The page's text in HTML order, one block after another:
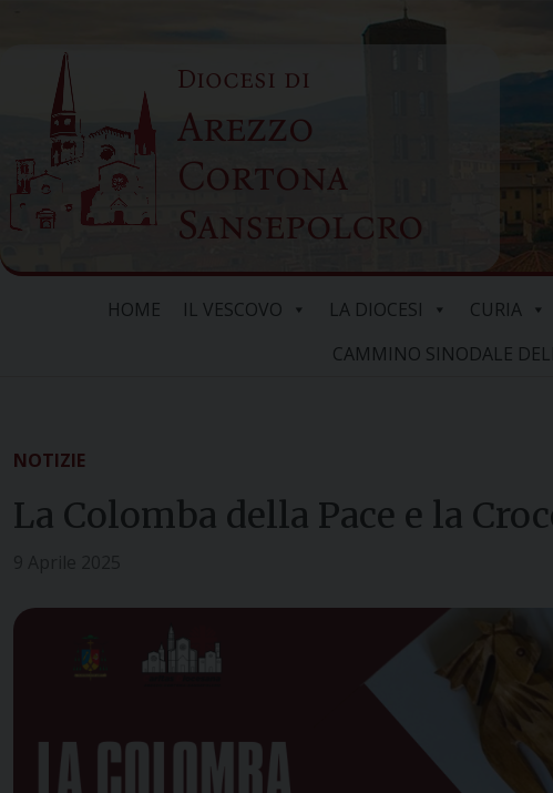
content
Diocesi di
Arezzo
Cortona
Sansepolcro
HOME IL VESCOVO LA DIOCESI CURIA
CAMMINO SINODALE
NOTIZIE
La Colomba della Pace e la